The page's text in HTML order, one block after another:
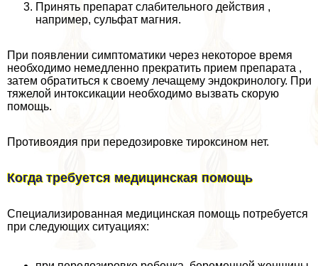
Принять препарат слабительного действия ,
например, сульфат магния.
При появлении симптоматики через некоторое время
необходимо немедленно прекратить прием препарата ,
затем обратиться к своему лечащему эндокринологу. При
тяжелой интоксикации необходимо вызвать скорую
помощь.
Противоядия при передозировке тироксином нет.
Когда требуется медицинская помощь
Специализированная медицинская помощь потребуется
при следующих ситуациях: